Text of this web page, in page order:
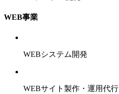
WEB事業
WEBシステム開発
WEBサイト製作・運用代行